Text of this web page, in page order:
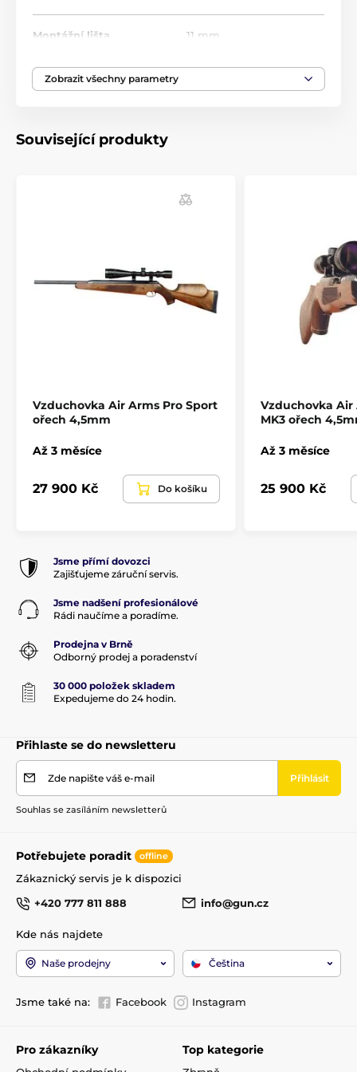
Montážní lišta 11 mm
Pažba
Zobrazit všechny parametry
Související produkty
Vzduchovka Air Arms Pro Sport
ořech 4,5mm
Až 3 měsíce
27 900 Kč Do košíku
Vzduchovka Air
MK3 ořech
Až 3 měsíce
25 900 Kč
Jsme přímí dovozci
Zajišťujeme záruční servis.
Jsme nadšení profesionálové
Rádi naučíme a poradíme.
Prodejna v Brně
Odborný prodej a poradenství
30 000 položek skladem
Expedujeme do 24 hodin.
Přihlaste se do newsletteru
Zde napište váš e-mail Přihlásit
Souhlas se zasíláním newsletterů
Potřebujete poradit offline
Zákaznický servis je k dispozici
+420 777 811 888
info@gun.cz
Kde nás najdete
Naše prodejny Čeština
Jsme také na: Facebook Instagram
Pro zákazníky Top kategorie